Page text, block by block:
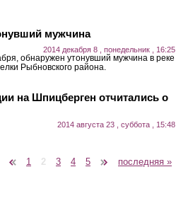
мужчина
2014 декабря 8 , понедельник , 16:25
обнаружен утонувший мужчина в реке
Рыбновского района.
на Шпицберген отчитались о
2014 августа 23 , суббота , 15:48
1 2 3 4 5 последняя »